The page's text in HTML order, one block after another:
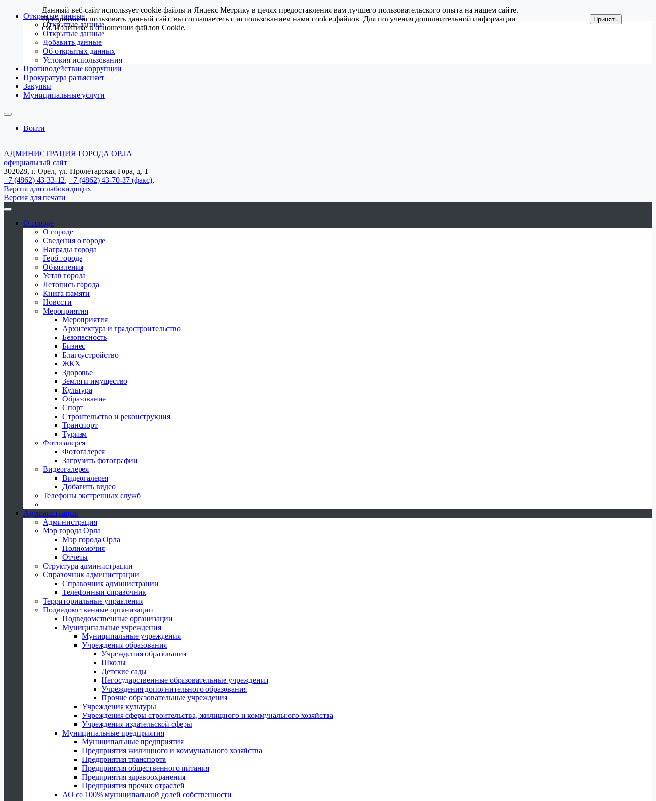
Открытые данные
Открытые данные
Открытые данные
Добавить данные
Об открытых данных
Условия использования
Противодействие коррупции
Прокуратура разъясняет
Закупки
Муниципальные услуги
Войти
АДМИНИСТРАЦИЯ ГОРОДА ОРЛА
официальный сайт
302028, г. Орёл, ул. Пролетарская Гора, д. 1
+7 (4862) 43-33-12, +7 (4862) 43-70-87 (факс),
Версия для слабовидящих
Версия для печати
О городе
О городе
Сведения о городе
Награды города
Герб города
Объявления
Устав города
Летопись города
Книга памяти
Новости
Мероприятия
Мероприятия
Архитектура и градостроительство
Безопасность
Бизнес
Благоустройство
ЖКХ
Здоровье
Земля и имущество
Культура
Образование
Спорт
Строительство и реконструкция
Транспорт
Туризм
Фотогалерея
Фотогалерея
Загрузить фотографии
Видеогалерея
Видеогалерея
Добавить видео
Телефоны экстренных служб
Администрация
Администрация
Мэр города Орла
Мэр города Орла
Полномочия
Отчеты
Структура администрации
Справочник администрации
Справочник администрации
Телефонный справочник
Территориальные управления
Подведомственные организации
Подведомственные организации
Муниципальные учреждения
Муниципальные учреждения
Учреждения образования
Учреждения образования
Школы
Детские сады
Негосударственные образовательные учреждения
Учреждения дополнительного образования
Прочие образовательные учреждения
Учреждения культуры
Учреждения сферы строительства, жилищного и коммунального хозяйства
Учреждения издательской сферы
Муниципальные предприятия
Муниципальные предприятия
Предприятия жилищного и коммунального хозяйства
Предприятия транспорта
Предприятия общественного питания
Предприятия здравоохранения
Предприятия прочих отраслей
АО со 100% муниципальной долей собственности
Данный веб-сайт использует cookie-файлы и Яндекс Метрику в целях предоставления вам лучшего пользовательского опыта на нашем сайте.
Продолжая использовать данный сайт, вы соглашаетесь с использованием нами cookie-файлов. Для получения дополнительной информации
см.Политике в отношении файлов Cookie.
Принять